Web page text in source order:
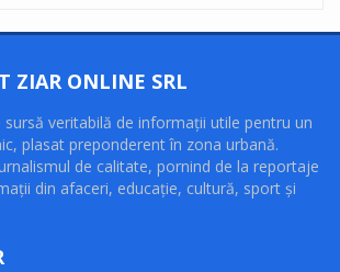
ZIAR ONLINE SRL
sursă veritabilă de informaţii utile pentru un
plasat preponderent în zona urbană.
de calitate, pornind de la reportaje
din afaceri, educaţie, cultură, sport şi